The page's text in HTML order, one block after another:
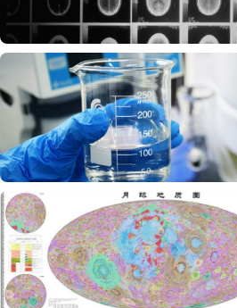
Ilmuwan kembangkan nanopartikel
membantu ahli bedah melacak
membunuh kanker otak mematikan
Indonesia• 07 Aug 2026
Iptek
AI kini bisa merancang virus dari
ilmuwan berhasil menciptakan
baru
Indonesia •07 Aug 2026